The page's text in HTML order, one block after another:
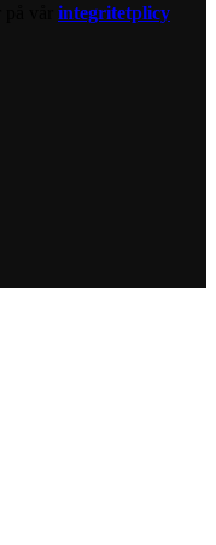
integritetplicy